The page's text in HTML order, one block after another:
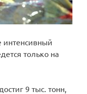
интенсивный
только на
9 тыс. тонн,